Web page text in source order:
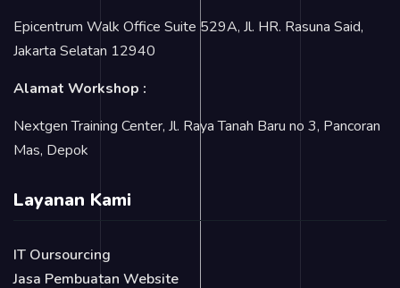
Epicentrum Walk Office Suite 529A, Jl. HR. Rasuna Said,
Jakarta Selatan 12940
Alamat Workshop :
Nextgen Training Center, Jl. Raya Tanah Baru no 3, Pancoran
Mas, Depok
Layanan Kami
IT Oursourcing
Jasa Pembuatan Website